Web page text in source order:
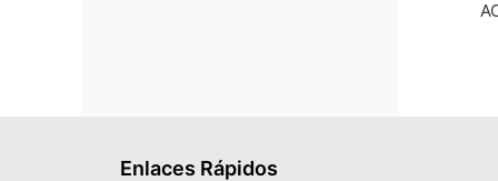
Enlaces Rápidos